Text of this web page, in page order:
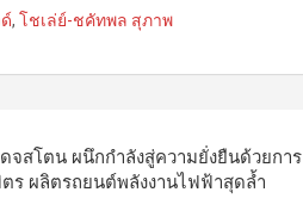
, โชเล่ย์-ชคัทพล สุภาพ
จสโตน ผนึกกำลังสู่ความยั่งยืนด้วยการ
ร ผลิตรถยนต์พลังงานไฟฟ้าสุดล้ำ